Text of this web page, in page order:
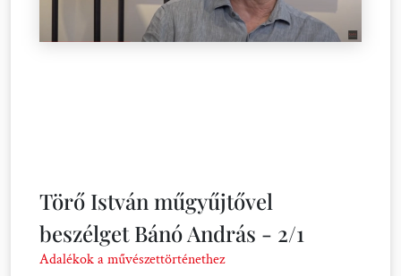
Törő István műgyűjtővel
beszélget Bánó András - 2/1
Adalékok a művészettörténethez